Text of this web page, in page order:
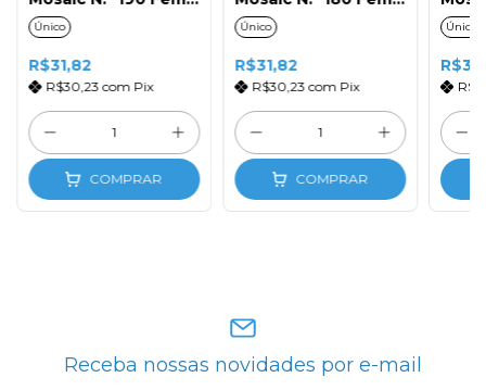
50ml
Único
R$31,82
R$30,23 com Pix
COMPRAR
50ml
Único
R$31,82
R$30,23com Pix
COMPRAR
50ml
Único
Receba nossas novidades por e-mail